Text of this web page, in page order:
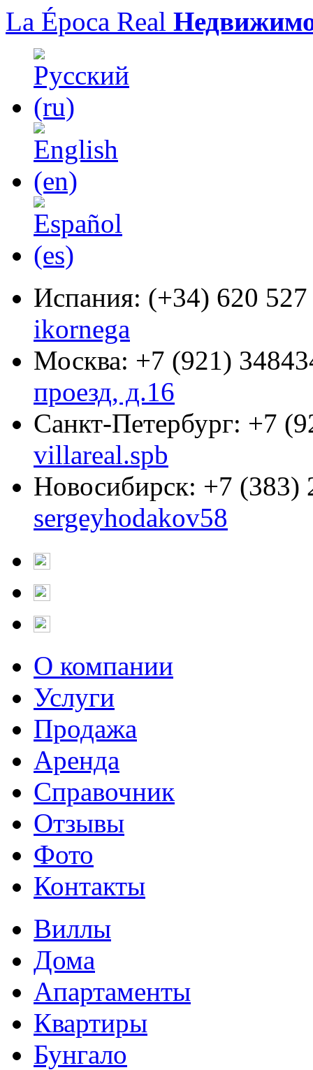
La Época Real
Испания: (+34) 620
ikornega
Москва: +7 (921)
проезд, д.16
Санкт-Петербург: +7
villareal.spb
Новосибирск: +7 (383)
sergeyhodakov58
О компании
Услуги
Продажа
Аренда
Справочник
Отзывы
Фото
Контакты
Виллы
Дома
Апартаменты
Квартиры
Бунгало